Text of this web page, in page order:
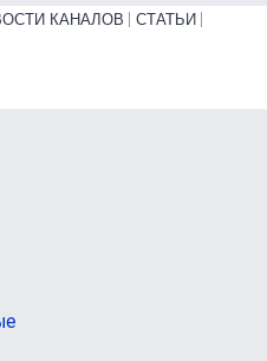
КАНАЛОВ
СТАТЬИ